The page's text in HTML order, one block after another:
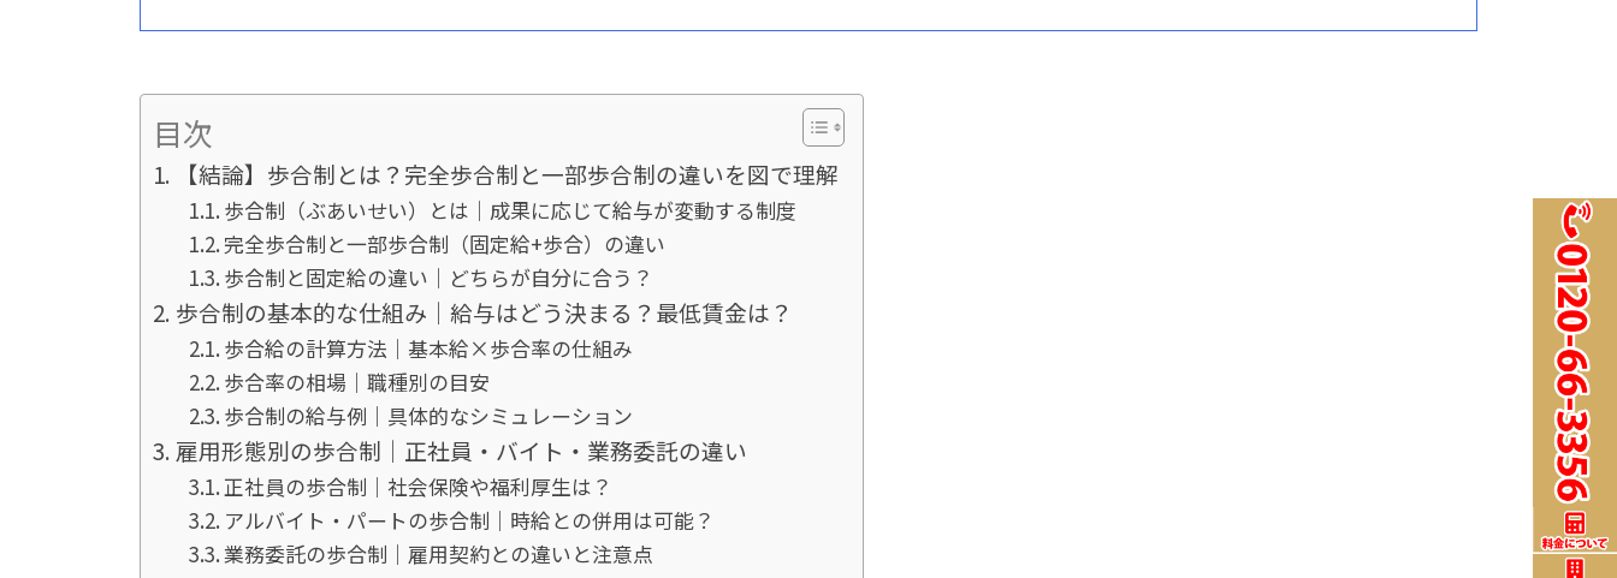
目次
【結論】歩合制とは？完全歩合制と一部歩合制の違いを図で理解
歩合制（ぶあいせい）とは｜成果に応じて給与が変動する制度
完全歩合制と一部歩合制（固定給+歩合）の違い
歩合制と固定給の違い｜どちらが自分に合う？
歩合制の基本的な仕組み｜給与はどう決まる？最低賃金は？
歩合給の計算方法｜基本給×歩合率の仕組み
歩合率の相場｜職種別の目安
歩合制の給与例｜具体的なシミュレーション
雇用形態別の歩合制｜正社員・バイト・業務委託の違い
正社員の歩合制｜社会保険や福利厚生は？
アルバイト・パートの歩合制｜時給との併用は可能？
業務委託の歩合制｜雇用契約との違いと注意点